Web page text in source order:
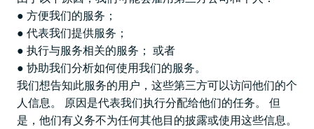
● 方便我们的服务；
● 代表我们提供服务；
● 执行与服务相关的服务； 或者
● 协助我们分析如何使用我们的服务。
我们想告知此服务的用户，这些第三方可以访问他们的个
人信息。 原因是代表我们执行分配给他们的任务。 但
是，他们有义务不为任何其他目的披露或使用这些信息。